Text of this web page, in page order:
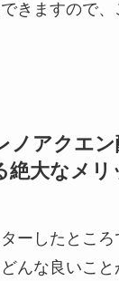
きますので、
ノアクエン
絶大なメリ
ーしたとこ
んな良いこと